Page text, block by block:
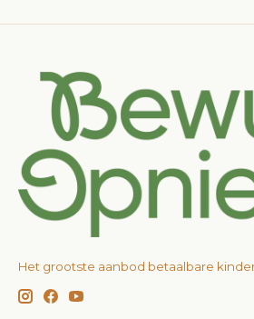
Het grootste aanbod betaalbare